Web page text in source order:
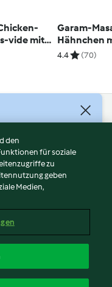
vide mit
Garam-
Hähnchen
4.4 (70)
den
für soziale
zu
geben
Medien,